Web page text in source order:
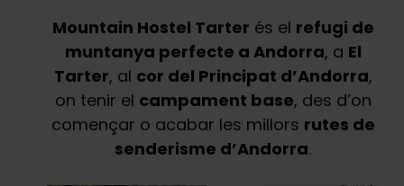
Mountain Hostel Tarter és el refugi de
muntanya perfecte a Andorra, a El
Tarter, al cor del Principat d’Andorra,
on tenir el campament base, des d’on
començar o acabar les millors rutes de
senderisme d’Andorra.